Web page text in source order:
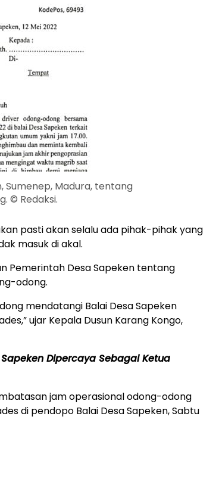
Sumenep, Madura, tentang
© Redaksi.
pasti akan selalu ada pihak-pihak yang
masuk di akal.
Pemerintah Desa Sapeken tentang
odong.
mendatangi Balai Desa Sapeken
ujar Kepala Dusun Karang Kongo,
Dipercaya Sebagai Ketua
jam operasional odong-odong
di pendopo Balai Desa Sapeken, Sabtu